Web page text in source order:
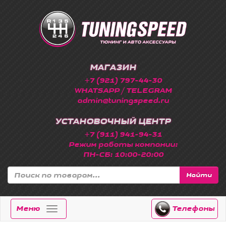
МАГАЗИН
+7 (921) 797-44-30
WHATSAPP / TELEGRAM
admin@tuningspeed.ru
УСТАНОВОЧНЫЙ ЦЕНТР
+7 (911) 941-94-31
Режим работы компании:
ПН-СБ: 10:00-20:00
Найти
Меню Телефоны